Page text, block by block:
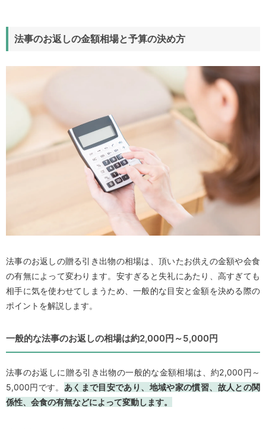
法事のお返しの金額相場と予算の決め方
法事のお返しの贈る引き出物の相場は、頂いたお供えの金額や会食
の有無によって変わります。安すぎると失礼にあたり、高すぎても
相手に気を使わせてしまうため、一般的な目安と金額を決める際の
ポイントを解説します。
一般的な法事のお返しの相場は約2,000円～5,000円
法事のお返しに贈る引き出物の一般的な金額相場は、約2,000円～
5,000円です。 あくまで目安であり、地域や家の慣習、故人との関
係性、会食の有無などによって変動します。